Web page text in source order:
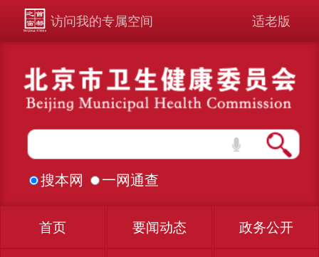
访问我的专属空间 适老版
搜本网 一网通查
首页 要闻动态 政务公开